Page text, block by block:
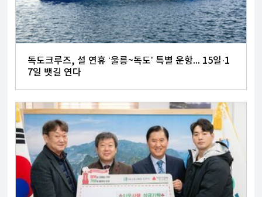
독도크루즈, 설 연휴 ‘울릉~독도’ 특별 운항... 15일·1
7일 뱃길 연다